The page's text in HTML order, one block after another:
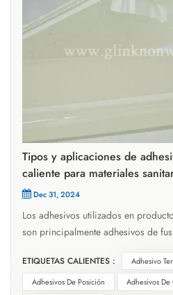
Tipos y aplicaciones de
caliente para materiales
Dec 31, 2024
Los adhesivos utilizados en
son principalmente adhesivos de
fundido, puede humedecer el
unión rápida aplicando presión de
ETIQUETAS CALIENTES :
Adhesivo
Adhesivos De Posición
Adhesivos